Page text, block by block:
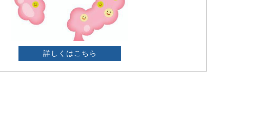
詳しくはこちら